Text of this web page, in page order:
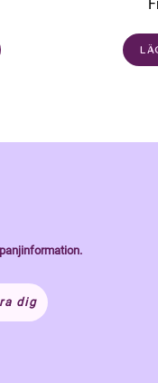
dig